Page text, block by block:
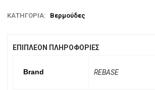
ΚΑΤΗΓΟΡΊΑ: Βερμούδες
ΕΠΙΠΛΈΟΝ ΠΛΗΡΟΦΟΡΊΕΣ
Brand REBASE